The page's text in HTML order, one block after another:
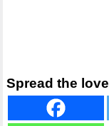
Spread the love